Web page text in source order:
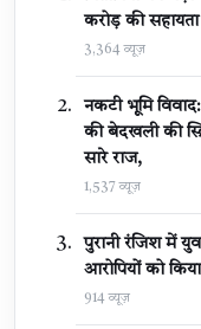
करोड़ की
3,364 व्यूज़
नकटी भूमि
की बेदखली की
सारे राज,
1,537 व्यूज़
पुरानी रंजिश में
आरोपियों को किया
914 व्यूज़